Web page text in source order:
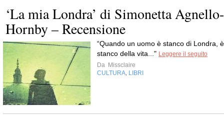
‘La mia Londra’ di Simonetta Agnello-
Hornby – Recensione
“Quando un uomo è stanco di Londra, è
stanco della vita..." Leggere il seguito
Da Missclaire
CULTURA LIBRI